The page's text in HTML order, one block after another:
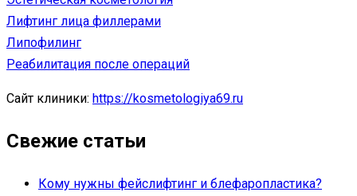
Лифтинг лица филлерами
Липофилинг
Реабилитация после операций
Сайт клиники: https://kosmetologiya69.ru
Свежие статьи
Кому нужны фейслифтинг и блефаропластика?